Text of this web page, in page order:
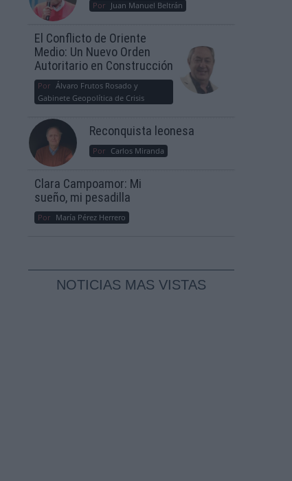
Por Juan Manuel Beltrán
El Conflicto de Oriente
Medio: Un Nuevo Orden
Autoritario en Construcción
Por Álvaro Frutos Rosado y
Gabinete Geopolítica de Crisis
Reconquista leonesa
Por Carlos Miranda
Clara Campoamor: Mi
sueño, mi pesadilla
Por María Pérez Herrero
NOTICIAS MAS VISTAS